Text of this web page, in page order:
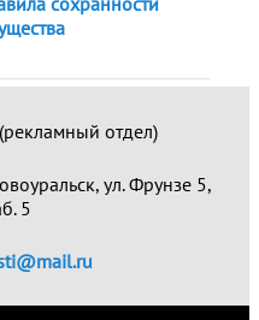
отдел)
ул. Фрунзе 5,
5